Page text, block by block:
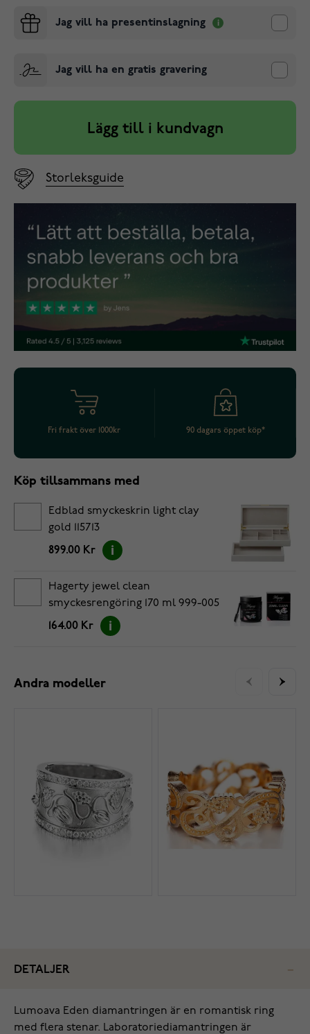
Jag vill ha presentinslagning
Jag vill ha en gratis gravering
Lägg till i kundvagn
Storleksguide
Fri frakt över 1000kr 90 dagars öppet köp*
Köp tillsammans med
Edblad smyckeskrin light clay
gold 115713
899.00 Kr
Hagerty jewel clean
smyckesrengöring 170 ml 999-005
164.00 Kr
Andra modeller
DETALJER
Lumoava Eden diamantringen är en romantisk ring
med flera stenar. Laboratoriediamantringen är